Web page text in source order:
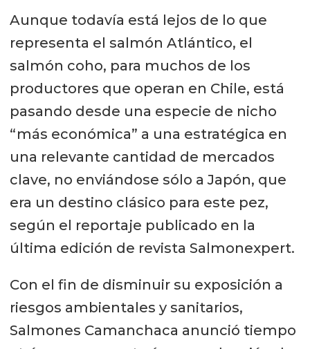
Aunque todavía está lejos de lo que
representa el salmón Atlántico, el
salmón coho, para muchos de los
productores que operan en Chile, está
pasando desde una especie de nicho
“más económica” a una estratégica en
una relevante cantidad de mercados
clave, no enviándose sólo a Japón, que
era un destino clásico para este pez,
según el reportaje publicado en la
última edición de revista Salmonexpert.
Con el fin de disminuir su exposición a
riesgos ambientales y sanitarios,
Salmones Camanchaca anunció tiempo